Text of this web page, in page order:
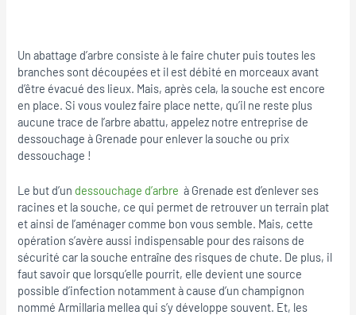
Un abattage d’arbre consiste à le faire chuter puis toutes les
branches sont découpées et il est débité en morceaux avant
d’être évacué des lieux. Mais, après cela, la souche est encore
en place. Si vous voulez faire place nette, qu’il ne reste plus
aucune trace de l’arbre abattu, appelez notre entreprise de
dessouchage à Grenade pour enlever la souche ou prix
dessouchage !
Le but d’un dessouchage d’arbre à Grenade est d’enlever ses
racines et la souche, ce qui permet de retrouver un terrain plat
et ainsi de l’aménager comme bon vous semble. Mais, cette
opération s’avère aussi indispensable pour des raisons de
sécurité car la souche entraîne des risques de chute. De plus, il
faut savoir que lorsqu’elle pourrit, elle devient une source
possible d’infection notamment à cause d’un champignon
nommé Armillaria mellea qui s’y développe souvent. Et, les